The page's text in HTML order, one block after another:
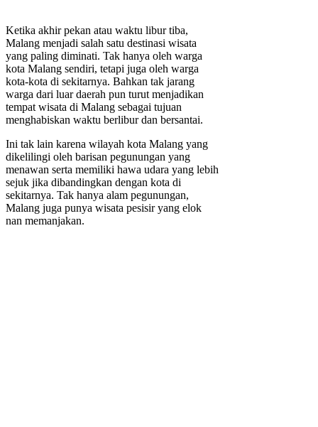
Ketika akhir pekan atau waktu libur tiba,
Malang menjadi salah satu destinasi wisata
yang paling diminati. Tak hanya oleh warga
kota Malang sendiri, tetapi juga oleh warga
kota-kota di sekitarnya. Bahkan tak jarang
warga dari luar daerah pun turut menjadikan
tempat wisata di Malang sebagai tujuan
menghabiskan waktu berlibur dan bersantai.
Ini tak lain karena wilayah kota Malang yang
dikelilingi oleh barisan pegunungan yang
menawan serta memiliki hawa udara yang lebih
sejuk jika dibandingkan dengan kota di
sekitarnya. Tak hanya alam pegunungan,
Malang juga punya wisata pesisir yang elok
nan memanjakan.